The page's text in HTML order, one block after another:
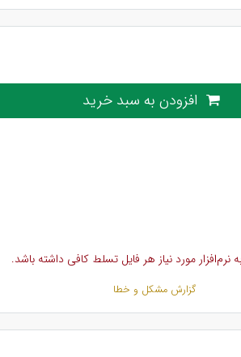
افزودن به سبد خرید
مورد نیاز هر فایل تسلط کافی داشته باشد.
گزارش مشکل و خطا